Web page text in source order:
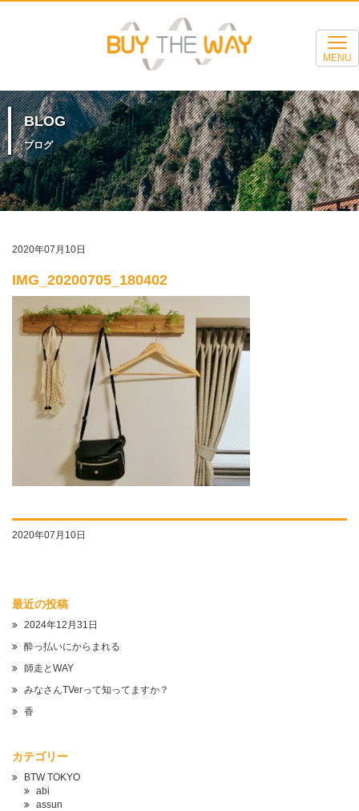
MENU
BLOG
ブログ
2020年07月10日
IMG_20200705_180402
2020年07月10日
最近の投稿
2024年12月31日
酔っ払いにからまれる
師走とWAY
みなさんTVerって知ってますか？
香
カテゴリー
BTW TOKYO
abi
assun